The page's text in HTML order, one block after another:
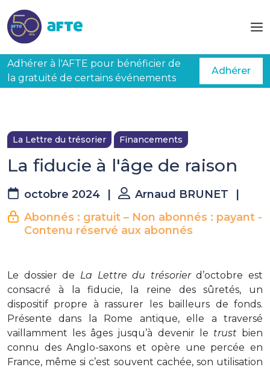
Adhérer à l'AFTE pour bénéficier de
la gratuité de certains événements
Adhérer
La Lettre du trésorier Financements
La fiducie à l'âge de raison
octobre 2024 Arnaud BRUNET
Abonnés : gratuit – Non abonnés : payant -
Contenu réservé aux abonnés
Le dossier de La Lettre du trésorierd’octobre est
consacré à la fiducie, la reine des sûretés, un
dispositif propre à rassurer les bailleurs de fonds.
Présente dans la Rome antique, elle a traversé
vaillamment les âges jusqu’à devenir le trustbien
connu des Anglo-saxons et opère une percée en
France, même si c’est souvent cachée, son utilisation